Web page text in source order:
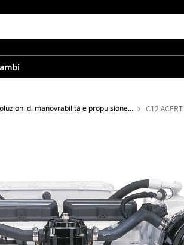
Soluzioni di manovrabilità e propulsione a elevate prestazioni C12 ACERT